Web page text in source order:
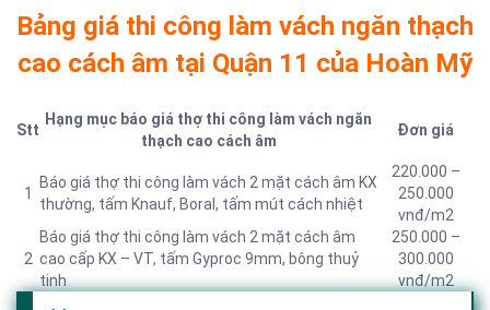
Bảng giá thi công làm vách ngăn thạch
cao cách âm tại Quận 11 của Hoàn Mỹ
Stt
Hạng mục báo giá thợ thi công làm vách ngăn
thạch cao cách âm
Đơn giá
1
Báo giá thợ thi công làm vách 2 mặt cách âm KX
thường, tấm Knauf, Boral, tấm mút cách nhiệt
220.000 –
250.000
vnđ/m2
2
Báo giá thợ thi công làm vách 2 mặt cách âm
cao cấp KX – VT, tấm Gyproc 9mm, bông thuỷ
tinh
250.000 –
300.000
vnđ/m2